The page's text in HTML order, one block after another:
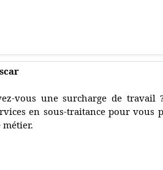
vous une surcharge de travail
en sous-traitance pour
métier.